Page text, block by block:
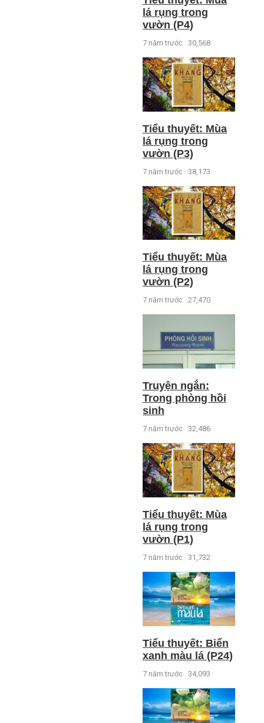
lá rụng trong
vườn (P4)
7 năm trước 30,568
Tiểu thuyết: Mùa
lá rụng trong
vườn (P3)
7 năm trước 38,173
Tiểu thuyết: Mùa
lá rụng trong
vườn (P2)
7 năm trước 27,470
Truyện ngắn:
Trong phòng hồi
sinh
7 năm trước 32,486
Tiểu thuyết: Mùa
lá rụng trong
vườn (P1)
7 năm trước 31,732
Tiểu thuyết: Biển
xanh màu lá (P24)
7 năm trước 34,093